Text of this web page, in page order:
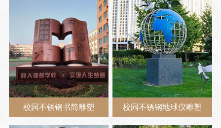
校园不锈钢书简雕塑 校园不锈钢地球仪雕塑